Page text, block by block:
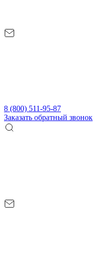
8 (800) 511-95-87
Заказать обратный звонок